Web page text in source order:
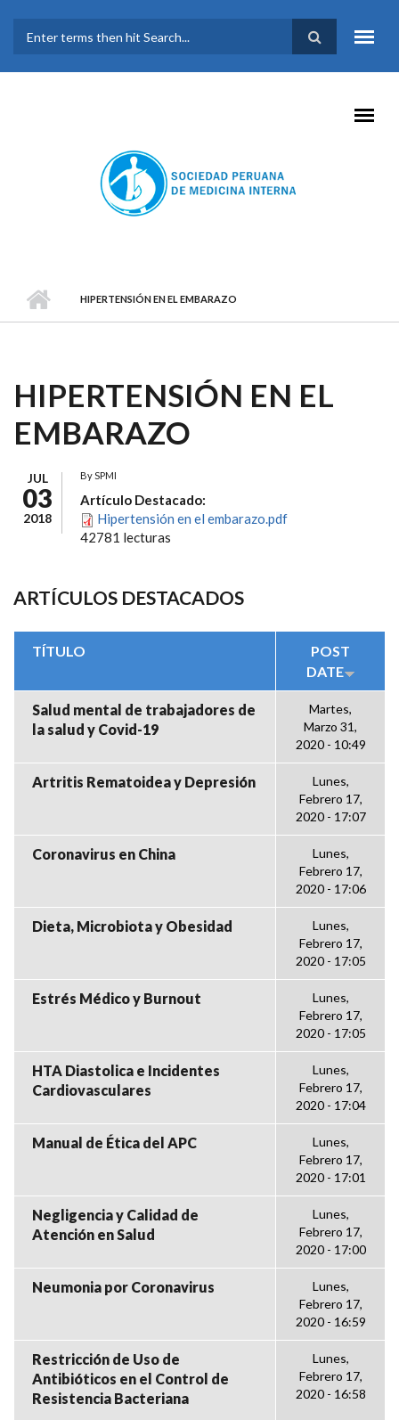
FORMULARIO DE
BÚSQUEDA
HIPERTENSIÓN EN EL EMBARAZO
HIPERTENSIÓN EN EL
EMBARAZO
JUL
03
2018
BySPMI
Artículo Destacado:
Hipertensión en el embarazo.pdf
42781 lecturas
ARTÍCULOS DESTACADOS
TÍTULO
POST
DATE
Salud mental de trabajadores de
la salud y Covid-19
Martes,
Marzo 31,
2020 - 10:49
Artritis Rematoidea y Depresión
Lunes,
Febrero 17,
2020 - 17:07
Coronavirus en China
Lunes,
Febrero 17,
2020 - 17:06
Dieta, Microbiota y Obesidad
Lunes,
Febrero 17,
2020 - 17:05
Estrés Médico y Burnout
Lunes,
Febrero 17,
2020 - 17:05
HTA Diastolica e Incidentes
Cardiovasculares
Lunes,
Febrero 17,
2020 - 17:04
Manual de Ética del APC
Lunes,
Febrero 17,
2020 - 17:01
Negligencia y Calidad de
Atención en Salud
Lunes,
Febrero 17,
2020 - 17:00
Neumonia por Coronavirus
Lunes,
Febrero 17,
2020 - 16:59
Restricción de Uso de
Antibióticos en el Control de
Resistencia Bacteriana
Lunes,
Febrero 17,
2020 - 16:58